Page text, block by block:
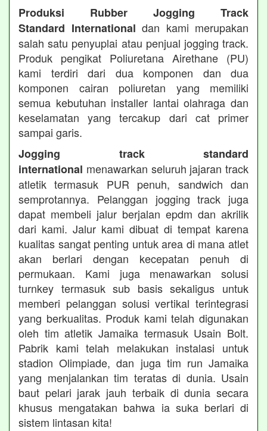
Produksi Rubber Jogging Track
Standard International dan kami merupakan
salah satu penyuplai atau penjual jogging track.
Produk pengikat Poliuretana Airethane (PU)
kami terdiri dari dua komponen dan dua
komponen cairan poliuretan yang memiliki
semua kebutuhan installer lantai olahraga dan
keselamatan yang tercakup dari cat primer
sampai garis.
Jogging track standard
international menawarkan seluruh jajaran track
atletik termasuk PUR penuh, sandwich dan
semprotannya. Pelanggan jogging track juga
dapat membeli jalur berjalan epdm dan akrilik
dari kami. Jalur kami dibuat di tempat karena
kualitas sangat penting untuk area di mana atlet
akan berlari dengan kecepatan penuh di
permukaan. Kami juga menawarkan solusi
turnkey termasuk sub basis sekaligus untuk
memberi pelanggan solusi vertikal terintegrasi
yang berkualitas. Produk kami telah digunakan
oleh tim atletik Jamaika termasuk Usain Bolt.
Pabrik kami telah melakukan instalasi untuk
stadion Olimpiade, dan juga tim run Jamaika
yang menjalankan tim teratas di dunia. Usain
baut pelari jarak jauh terbaik di dunia secara
khusus mengatakan bahwa ia suka berlari di
sistem lintasan kita!